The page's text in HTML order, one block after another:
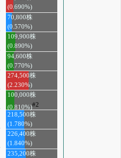
(0.690%)
70,800株
(0.570%)
109,900株
(0.890%)
94,600株
(0.770%)
274,500株
(2.230%)
100,000株
(0.810%)#2
218,500株
(1.780%)
226,400株
(1.840%)
235,200株